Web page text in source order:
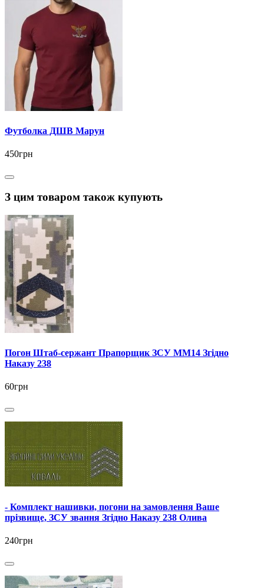
Футболка ДШВ Марун
450грн
З цим товаром також купують
Погон Штаб-сержант Прапорщик ЗСУ ММ14 Згідно
Наказу 238
60грн
- Комплект нашивки, погони на замовлення Ваше
прізвище, ЗСУ звання Згідно Наказу 238 Олива
240грн